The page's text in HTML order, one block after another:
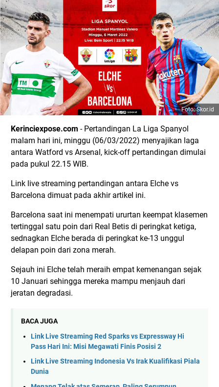
Foto: Skor.id
Kerinciexpose.com - Pertandingan La Liga Spanyol
malam hari ini, minggu (06/03/2022) menyajikan laga
antara Watford vs Arsenal, kick-off pertandingan dimulai
pada pukul 22.15 WIB.
Link live streaming pertandingan antara Elche vs
Barcelona dimuat pada akhir artikel ini.
Barcelona saat ini menempati ururtan keempat klasemen
tertinggal satu poin dari Real Betis di peringkat ketiga,
sednagkan Elche berada di peringkat ke-13 unggul
delapan poin dari zona merah.
Sejauh ini Elche telah meraih empat kemenangan sejak
10 Januari sehingga mereka mampu menjauh dari
jeratan degradasi.
BACA JUGA
Link Live Streaming Red Sparks vs Expressway Hi
Pass Hari Ini: Misi Megawati Finis Posisi 2
Link Live Streaming Indonesia Vs Irak Kualifikasi Piala
Dunia